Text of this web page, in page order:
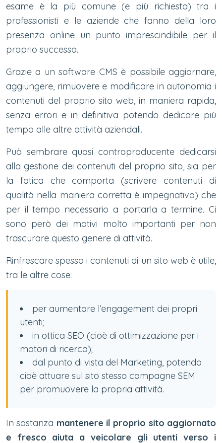
esame è la più comune (e più richiesta) tra i
professionisti e le aziende che fanno della loro
presenza online un punto imprescindibile per il
proprio successo.
Grazie a un software CMS è possibile aggiornare,
aggiungere, rimuovere e modificare in autonomia i
contenuti del proprio sito web, in maniera rapida,
senza errori e in definitiva potendo dedicare più
tempo alle altre attività aziendali.
Può sembrare quasi controproducente dedicarsi
alla gestione dei contenuti del proprio sito, sia per
la fatica che comporta (scrivere contenuti di
qualità nella maniera corretta è impegnativo) che
per il tempo necessario a portarla a termine. Ci
sono però dei motivi molto importanti per non
trascurare questo genere di attività.
Rinfrescare spesso i contenuti di un sito web è utile,
tra le altre cose:
per aumentare l’engagement dei propri
utenti;
in ottica SEO (cioè di ottimizzazione per i
motori di ricerca);
dal punto di vista del Marketing, potendo
cioè attuare sul sito stesso campagne SEM
per promuovere la propria attività.
In sostanza mantenere il proprio sito aggiornato
e fresco aiuta a veicolare gli utenti verso i